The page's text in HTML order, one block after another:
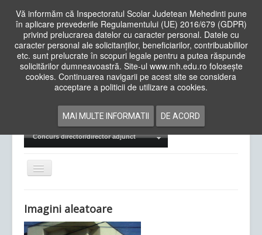
Vă informăm că Inspectoratul Scolar Judetean Mehedinti pune
în aplicare prevederile Regulamentului (UE) 2016/679 (GDPR)
privind prelucrarea datelor cu caracter personal. Datele cu
caracter personal ale solicitanților, beneficiarilor, contribuabililor
etc. sunt prelucrate în scopuri legale pentru a putea răspunde
solicitărilor dumneavoastră. Site-ul www.mh.edu.ro folosește
cookies. Continuarea navigarii pe acest site se considera
acceptare a politicii de utilizare a cookies.
MAI MULTE INFORMATII DE ACORD
Cauta
in
siteAcasa Cadre Didactice
Examene Naționale
Concurs director/director adjunct
Comută
navigarea
Imagini aleatoare